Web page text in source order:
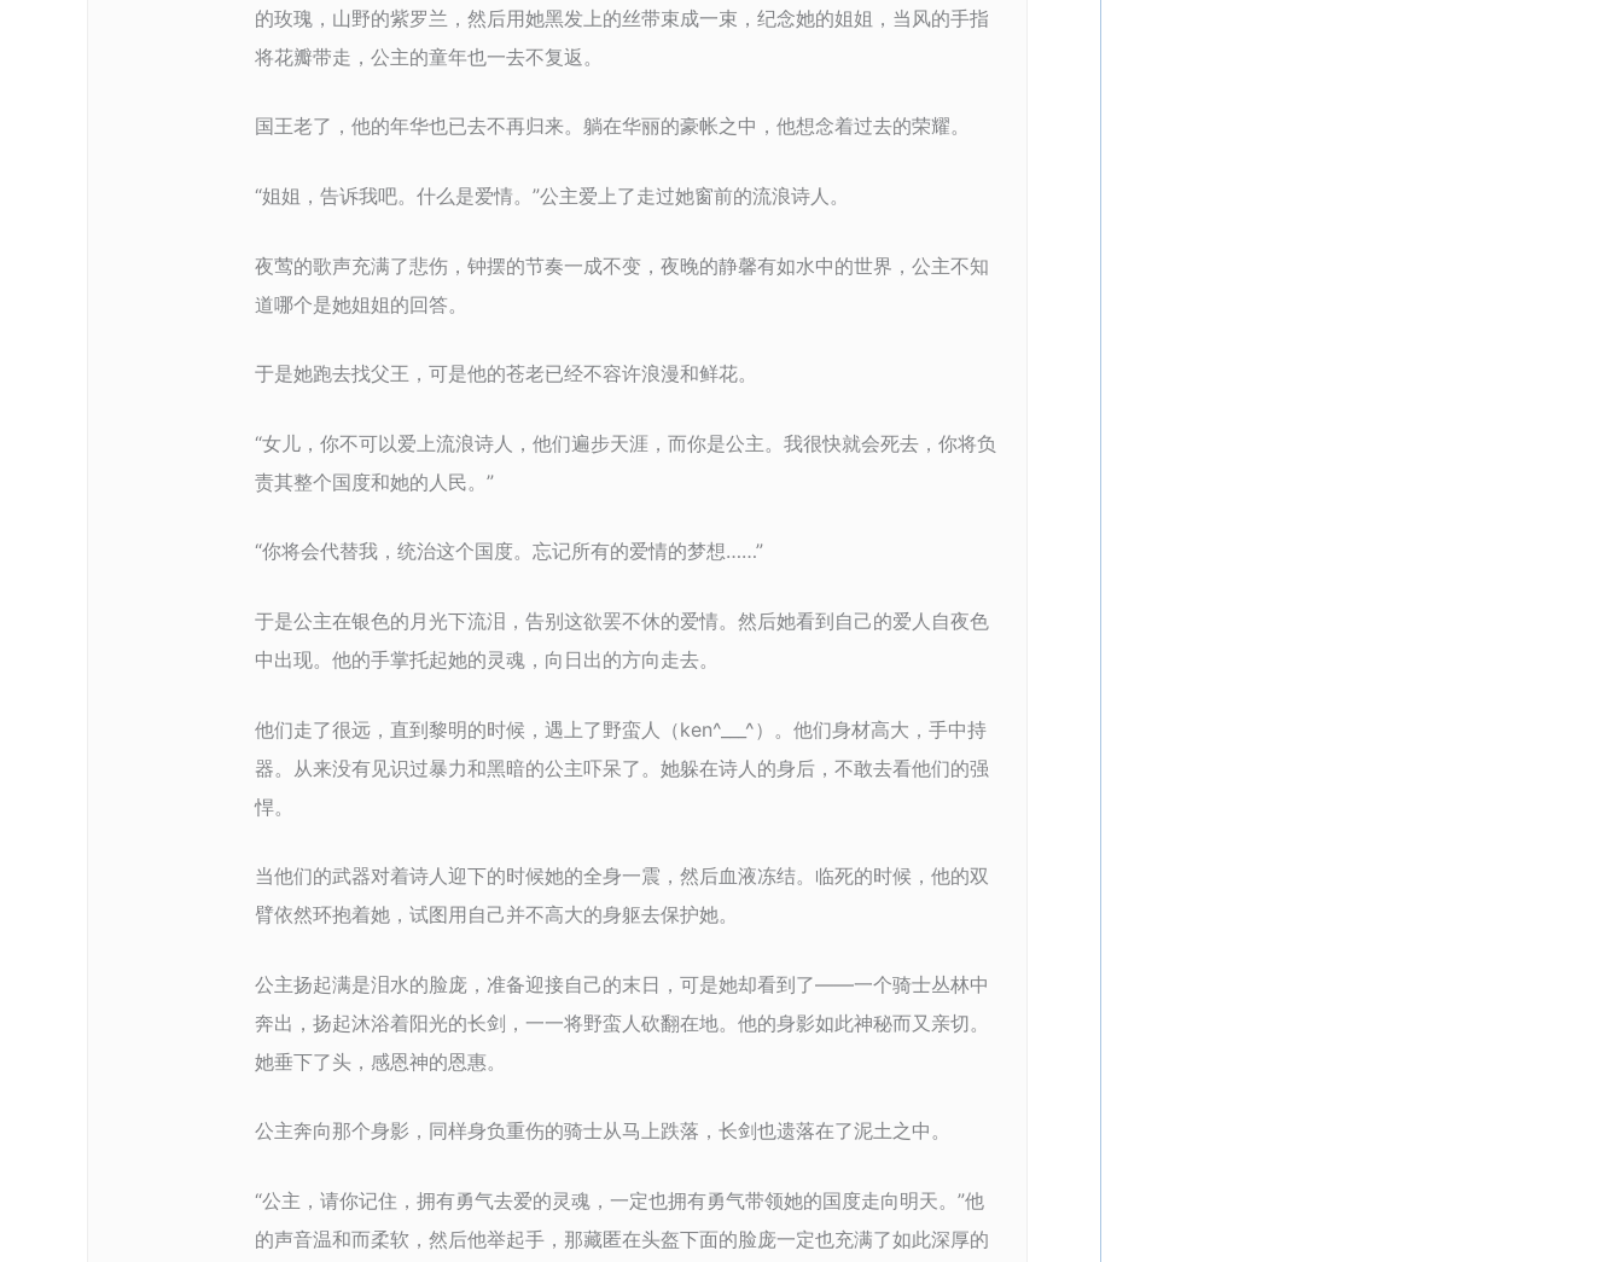
的玫瑰，山野的紫罗兰，然后用她黑发上的丝带束成一束，纪念她的姐姐，当风的手指
将花瓣带走，公主的童年也一去不复返。
国王老了，他的年华也已去不再归来。躺在华丽的豪帐之中，他想念着过去的荣耀。
“姐姐，告诉我吧。什么是爱情。”公主爱上了走过她窗前的流浪诗人。
夜莺的歌声充满了悲伤，钟摆的节奏一成不变，夜晚的静馨有如水中的世界，公主不知
道哪个是她姐姐的回答。
于是她跑去找父王，可是他的苍老已经不容许浪漫和鲜花。
“女儿，你不可以爱上流浪诗人，他们遍步天涯，而你是公主。我很快就会死去，你将负
责其整个国度和她的人民。”
“你将会代替我，统治这个国度。忘记所有的爱情的梦想……”
于是公主在银色的月光下流泪，告别这欲罢不休的爱情。然后她看到自己的爱人自夜色
中出现。他的手掌托起她的灵魂，向日出的方向走去。
他们走了很远，直到黎明的时候，遇上了野蛮人（ken^___^）。他们身材高大，手中持
器。从来没有见识过暴力和黑暗的公主吓呆了。她躲在诗人的身后，不敢去看他们的强
悍。
当他们的武器对着诗人迎下的时候她的全身一震，然后血液冻结。临死的时候，他的双
臂依然环抱着她，试图用自己并不高大的身躯去保护她。
公主扬起满是泪水的脸庞，准备迎接自己的末日，可是她却看到了――一个骑士丛林中
奔出，扬起沐浴着阳光的长剑，一一将野蛮人砍翻在地。他的身影如此神秘而又亲切。
她垂下了头，感恩神的恩惠。
公主奔向那个身影，同样身负重伤的骑士从马上跌落，长剑也遗落在了泥土之中。
“公主，请你记住，拥有勇气去爱的灵魂，一定也拥有勇气带领她的国度走向明天。”他
的声音温和而柔软，然后他举起手，那藏匿在头盔下面的脸庞一定也充满了如此深厚的